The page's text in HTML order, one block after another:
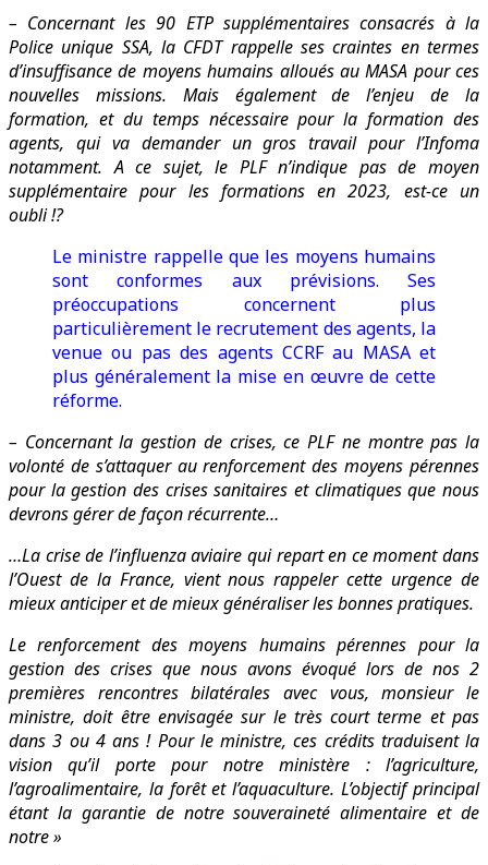
– Concernant les 90 ETP supplémentaires consacrés à la
Police unique SSA, la CFDT rappelle ses craintes en termes
d’insuffisance de moyens humains alloués au MASA pour ces
nouvelles missions. Mais également de l’enjeu de la
formation, et du temps nécessaire pour la formation des
agents, qui va demander un gros travail pour l’Infoma
notamment. A ce sujet, le PLF n’indique pas de moyen
supplémentaire pour les formations en 2023, est-ce un
oubli !?
Le ministre rappelle que les moyens humains
sont conformes aux prévisions. Ses
préoccupations concernent plus
particulièrement le recrutement des agents, la
venue ou pas des agents CCRF au MASA et
plus généralement la mise en œuvre de cette
réforme.
– Concernant la gestion de crises, ce PLF ne montre pas la
volonté de s’attaquer au renforcement des moyens pérennes
pour la gestion des crises sanitaires et climatiques que nous
devrons gérer de façon récurrente…
…La crise de l’influenza aviaire qui repart en ce moment dans
l’Ouest de la France, vient nous rappeler cette urgence de
mieux anticiper et de mieux généraliser les bonnes pratiques.
Le renforcement des moyens humains pérennes pour la
gestion des crises que nous avons évoqué lors de nos 2
premières rencontres bilatérales avec vous, monsieur le
ministre, doit être envisagée sur le très court terme et pas
dans 3 ou 4 ans ! Pour le ministre,ces crédits traduisent la
vision qu’il porte pour notre ministère : l’agriculture,
l’agroalimentaire, la forêt et l’aquaculture. L’objectif principal
étantla garantie de notre souveraineté alimentaire et de
notre »